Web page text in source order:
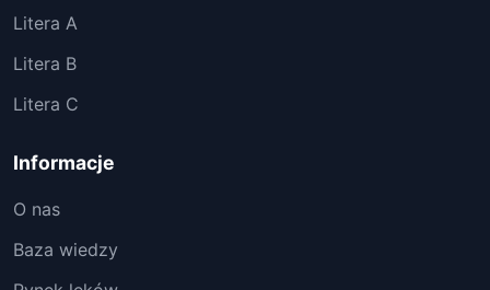
Litera A
Litera B
Litera C
Informacje
O nas
Baza wiedzy